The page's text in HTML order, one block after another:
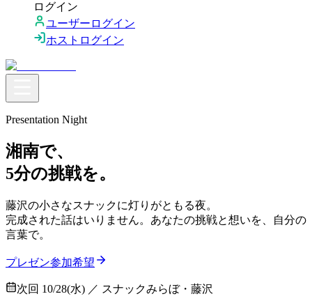
ログイン
ユーザーログイン
ホストログイン
Presentation Night
湘南で、
5分の挑戦を。
藤沢の小さなスナックに灯りがともる夜。
完成された話はいりません。あなたの挑戦と想いを、自分の
言葉で。
プレゼン参加希望
次回 10/28(水) ／ スナックみらぼ・藤沢